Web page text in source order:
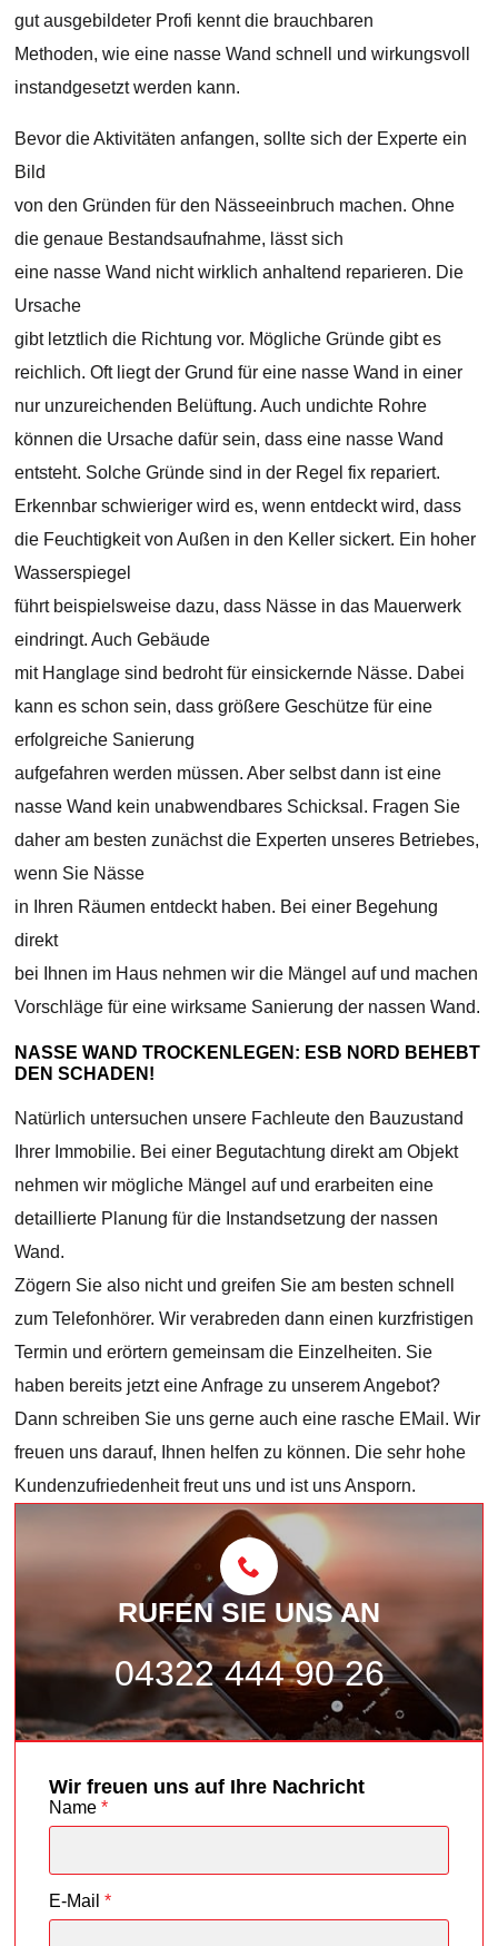
gut ausgebildeter Profi kennt die brauchbaren
Methoden, wie eine nasse Wand schnell und wirkungsvoll
instandgesetzt werden kann.
Bevor die Aktivitäten anfangen, sollte sich der Experte ein
Bild
von den Gründen für den Nässeeinbruch machen. Ohne
die genaue Bestandsaufnahme, lässt sich
eine nasse Wand nicht wirklich anhaltend reparieren. Die
Ursache
gibt letztlich die Richtung vor. Mögliche Gründe gibt es
reichlich. Oft liegt der Grund für eine nasse Wand in einer
nur unzureichenden Belüftung. Auch undichte Rohre
können die Ursache dafür sein, dass eine nasse Wand
entsteht. Solche Gründe sind in der Regel fix repariert.
Erkennbar schwieriger wird es, wenn entdeckt wird, dass
die Feuchtigkeit von Außen in den Keller sickert. Ein hoher
Wasserspiegel
führt beispielsweise dazu, dass Nässe in das Mauerwerk
eindringt. Auch Gebäude
mit Hanglage sind bedroht für einsickernde Nässe. Dabei
kann es schon sein, dass größere Geschütze für eine
erfolgreiche Sanierung
aufgefahren werden müssen. Aber selbst dann ist eine
nasse Wand kein unabwendbares Schicksal. Fragen Sie
daher am besten zunächst die Experten unseres Betriebes,
wenn Sie Nässe
in Ihren Räumen entdeckt haben. Bei einer Begehung
direkt
bei Ihnen im Haus nehmen wir die Mängel auf und machen
Vorschläge für eine wirksame Sanierung der nassen Wand.
NASSE WAND TROCKENLEGEN: ESB NORD BEHEBT
DEN SCHADEN!
Natürlich untersuchen unsere Fachleute den Bauzustand
Ihrer Immobilie. Bei einer Begutachtung direkt am Objekt
nehmen wir mögliche Mängel auf und erarbeiten eine
detaillierte Planung für die Instandsetzung der nassen
Wand.
Zögern Sie also nicht und greifen Sie am besten schnell
zum Telefonhörer. Wir verabreden dann einen kurzfristigen
Termin und erörtern gemeinsam die Einzelheiten. Sie
haben bereits jetzt eine Anfrage zu unserem Angebot?
Dann schreiben Sie uns gerne auch eine rasche EMail. Wir
freuen uns darauf, Ihnen helfen zu können. Die sehr hohe
Kundenzufriedenheit freut uns und ist uns Ansporn.
RUFEN SIE UNS AN
04322 444 90 26
Wir freuen uns auf Ihre Nachricht
Name *
E-Mail *